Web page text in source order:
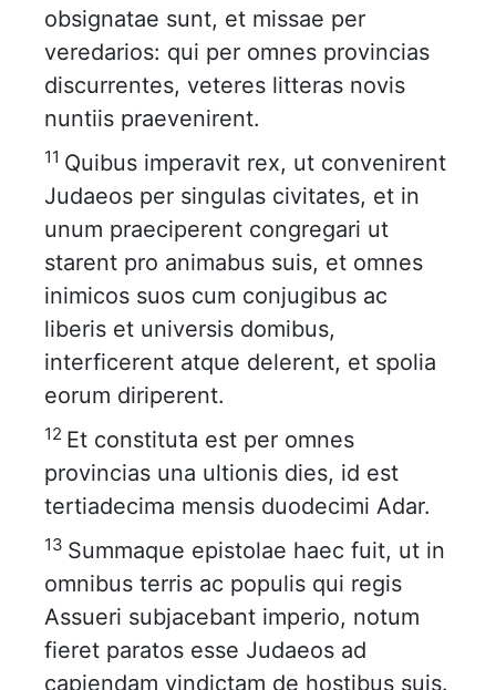
obsignatae sunt, et missae per
veredarios: qui per omnes provincias
discurrentes, veteres litteras novis
nuntiis praevenirent.
11 Quibus imperavit rex, ut convenirent
Judaeos per singulas civitates, et in
unum praeciperent congregari ut
starent pro animabus suis, et omnes
inimicos suos cum conjugibus ac
liberis et universis domibus,
interficerent atque delerent, et spolia
eorum diriperent.
12 Et constituta est per omnes
provincias una ultionis dies, id est
tertiadecima mensis duodecimi Adar.
13 Summaque epistolae haec fuit, ut in
omnibus terris ac populis qui regis
Assueri subjacebant imperio, notum
fieret paratos esse Judaeos ad
capiendam vindictam de hostibus suis.